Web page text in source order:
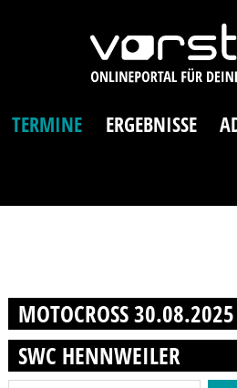
TERMINE ERGEBNISSE
MOTOCROSS
SWC HENNWEILER